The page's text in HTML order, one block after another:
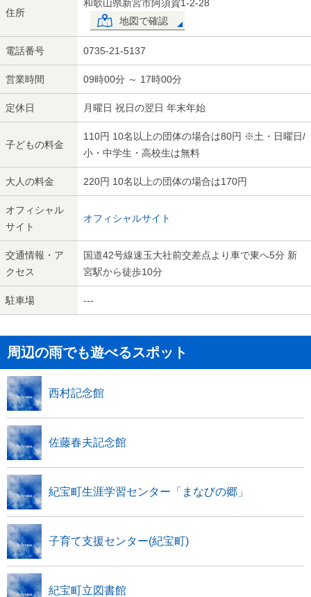
住所
和歌山県新宮市阿須賀1-2-28
地図で確認
電話番号 0735-21-5137
営業時間 09時00分 ～ 17時00分
定休日 月曜日 祝日の翌日 年末年始
子どもの料金
110円 10名以上の団体の場合は80円 ※土・日曜日/
小・中学生・高校生は無料
大人の料金 220円 10名以上の団体の場合は170円
オフィシャル
サイト
オフィシャルサイト
交通情報・ア
クセス
国道42号線速玉大社前交差点より車で東へ5分 新
宮駅から徒歩10分
駐車場 ---
周辺の雨でも遊べるスポット
西村記念館
佐藤春夫記念館
紀宝町生涯学習センター「まなびの郷」
子育て支援センター(紀宝町)
紀宝町立図書館